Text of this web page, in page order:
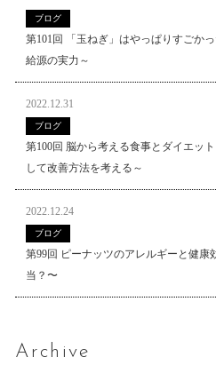
ブログ
第101回 「玉ねぎ」はやっぱりすごか
給源の実力～
2022.12.31
ブログ
第100回 脳から考える食事とダイエッ
して改善方法を考える～
2022.12.24
ブログ
第99回 ピーナッツのアレルギーと健康
当？〜
Archive